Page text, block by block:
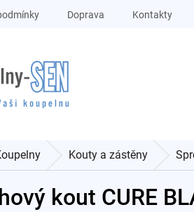
Doprava Kontakty
Kouty a zástěny
kout CURE